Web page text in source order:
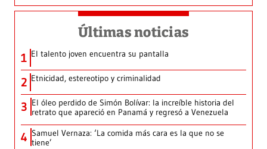
Últimas noticias
1 El talento joven encuentra su pantalla​
2 Etnicidad, estereotipo y criminalidad
3 El óleo perdido de Simón Bolívar: la increíble historia del
retrato que apareció en Panamá y regresó a Venezuela
4 Samuel Vernaza: ‘La comida más cara es la que no se
tiene’